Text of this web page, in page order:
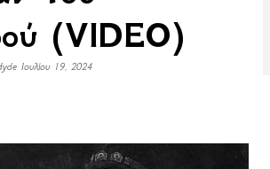
(VIDEO)
Ιουλίου 19, 2024